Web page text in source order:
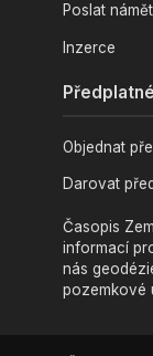
Poslat
Inzerce
Předplatné
Objednat
Darovat
Časopis
informací
nás
pozemkové